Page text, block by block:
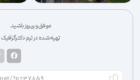
موفق و پیروز باشید.
تهیه شده در تیم دکترگرافیک